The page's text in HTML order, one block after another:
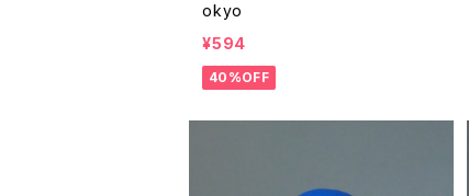
okyo
¥594
40%OFF